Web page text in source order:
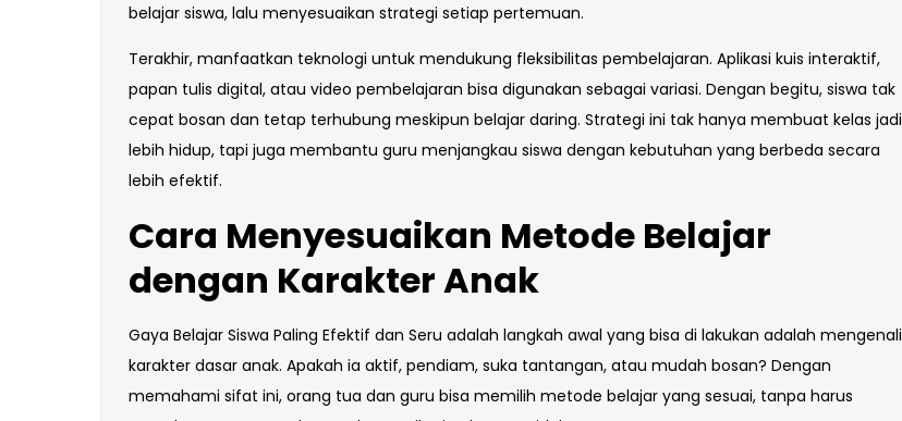
belajar siswa, lalu menyesuaikan strategi setiap pertemuan.
Terakhir, manfaatkan teknologi untuk mendukung fleksibilitas pembelajaran. Aplikasi kuis interaktif,
papan tulis digital, atau video pembelajaran bisa digunakan sebagai variasi. Dengan begitu, siswa tak
cepat bosan dan tetap terhubung meskipun belajar daring. Strategi ini tak hanya membuat kelas jadi
lebih hidup, tapi juga membantu guru menjangkau siswa dengan kebutuhan yang berbeda secara
lebih efektif.
Cara Menyesuaikan Metode Belajar
dengan Karakter Anak
Gaya Belajar Siswa Paling Efektif dan Seru adalah langkah awal yang bisa di lakukan adalah mengenali
karakter dasar anak. Apakah ia aktif, pendiam, suka tantangan, atau mudah bosan? Dengan
memahami sifat ini, orang tua dan guru bisa memilih metode belajar yang sesuai, tanpa harus